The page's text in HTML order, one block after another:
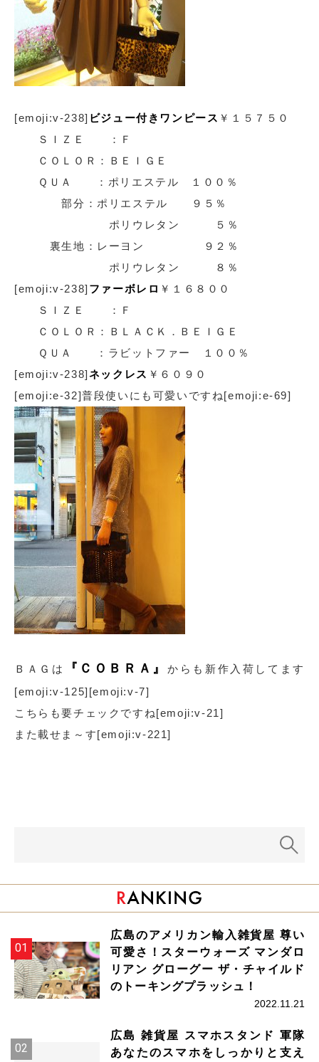
[emoji:v-238] ビジュー付きワンピース ￥１５７５０
ＳＩＺＥ ：Ｆ
ＣＯＬＯＲ：ＢＥＩＧＥ
ＱＵＡ ：ポリエステル １００％
部分：ポリエステル ９５％
ポリウレタン ５％
裏生地：レーヨン ９２％
ポリウレタン ８％
[emoji:v-238] ファーボレロ ￥１６８００
ＳＩＺＥ ：Ｆ
ＣＯＬＯＲ：ＢＬＡＣＫ．ＢＥＩＧＥ
ＱＵＡ ：ラビットファー １００％
[emoji:v-238]ネックレス ￥６０９０
[emoji:e-32]普段使いにも可愛いですね[emoji:e-69]
ＢＡＧは 『ＣＯＢＲＡ』からも新作入荷してます
[emoji:v-125][emoji:v-7]
こちらも要チェックですね[emoji:v-21]
また載せま～す[emoji:v-221]
広島のアメリカン輸入雑貨屋 尊い
可愛さ！スターウォーズ マンダロ
リアン グローグー ザ・チャイルド
のトーキングプラッシュ！
2022.11.21
広島 雑貨屋 スマホスタンド 軍隊
あなたのスマホをしっかりと支え